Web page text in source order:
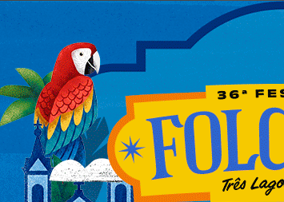
Palma da Sua Mão
"Sim"